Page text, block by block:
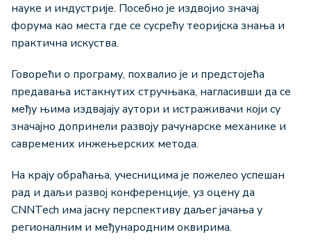
науке и индустрије. Посебно је издвојио значај
форума као места где се сусрећу теоријска знања и
практична искуства.
Говорећи о програму, похвалио је и предстојећа
предавања истакнутих стручњака, нагласивши да се
међу њима издвајају аутори и истраживачи који су
значајно допринели развоју рачунарске механике и
савремених инжењерских метода.
На крају обраћања, учесницима је пожелео успешан
рад и даљи развој конференције, уз оцену да
CNNTech има јасну перспективу даљег јачања у
регионалним и међународним оквирима.